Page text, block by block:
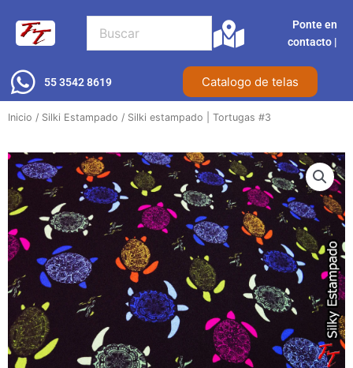
contenido
Ponte en
contacto |​
55 3542 8619 Catalogo de telas
Inicio / Silki Estampado / Silki estampado | Tortugas #3